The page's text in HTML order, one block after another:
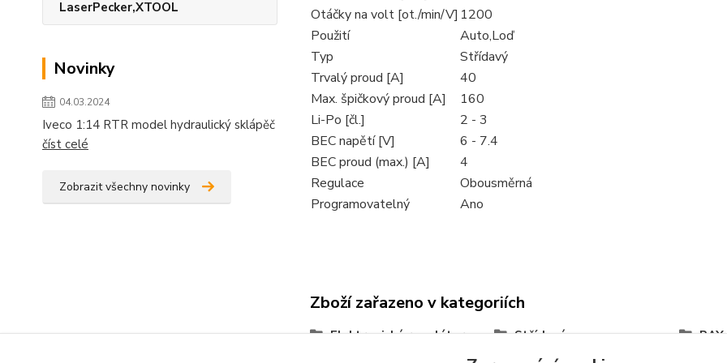
LaserPecker,XTOOL
Novinky
04.03.2024
Iveco 1:14 RTR model hydraulický sklápěč
číst celé
Zobrazit všechny novinky
Otáčky na volt [ot./min/V] 1200
Použití
Auto,Loď
Typ
Střídavý
Trvalý proud [A]
40
Max. špičkový proud [A]
160
Li-Po [čl.]
2 - 3
BEC napětí [V]
6 - 7.4
BEC proud (max.) [A]
4
Regulace
Obousměrná
Programovatelný
Ano
Zboží zařazeno v kategoriích
Elektronické regulátory
Střídavé